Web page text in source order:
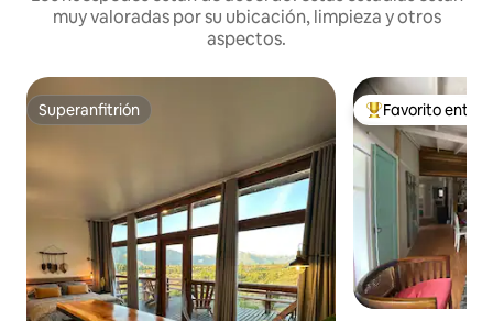
muy valoradas por su ubicación, limpieza y otros
aspectos.
Superanfitrión
Superanfitrión Favorito entre
Favorito entre